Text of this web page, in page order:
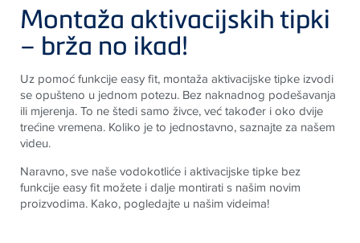
Montaža aktivacijskih tipki
– brža no ikad!
Uz pomoć funkcije easy fit, montaža aktivacijske tipke izvodi
se opušteno u jednom potezu. Bez naknadnog podešavanja
ili mjerenja. To ne štedi samo živce, već također i oko dvije
trećine vremena. Koliko je to jednostavno, saznajte za našem
videu.
Naravno, sve naše vodokotliće i aktivacijske tipke bez
funkcije easy fit možete i dalje montirati s našim novim
proizvodima. Kako, pogledajte u našim videima!